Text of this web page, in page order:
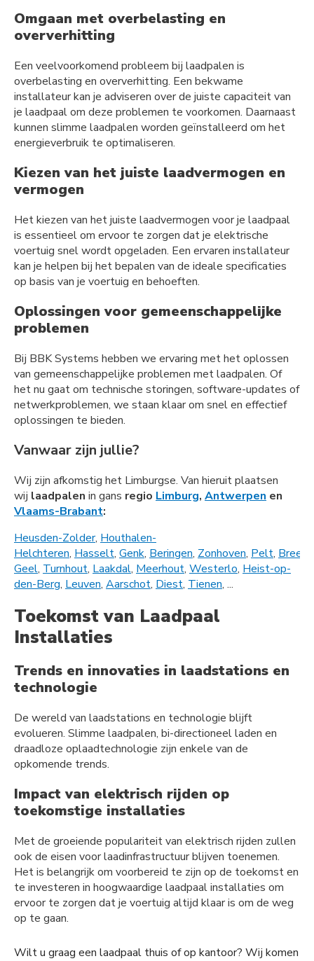
Omgaan met overbelasting en
oververhitting
Een veelvoorkomend probleem bij laadpalen is
overbelasting en oververhitting. Een bekwame
installateur kan je adviseren over de juiste capaciteit van
je laadpaal om deze problemen te voorkomen. Daarnaast
kunnen slimme laadpalen worden geïnstalleerd om het
energieverbruik te optimaliseren.
Kiezen van het juiste laadvermogen en
vermogen
Het kiezen van het juiste laadvermogen voor je laadpaal
is essentieel om ervoor te zorgen dat je elektrische
voertuig snel wordt opgeladen. Een ervaren installateur
kan je helpen bij het bepalen van de ideale specificaties
op basis van je voertuig en behoeften.
Oplossingen voor gemeenschappelijke
problemen
Bij BBK Systems hebben we ervaring met het oplossen
van gemeenschappelijke problemen met laadpalen. Of
het nu gaat om technische storingen, software-updates of
netwerkproblemen, we staan klaar om snel en effectief
oplossingen te bieden.
Vanwaar zijn jullie?
Wij zijn afkomstig het Limburgse. Van hieruit plaatsen
wij laadpalen in gans regio Limburg, Antwerpen en
Vlaams-Brabant:
Heusden-Zolder, Houthalen-
Helchteren, Hasselt, Genk, Beringen, Zonhoven, Pelt, Bree
Geel, Turnhout, Laakdal, Meerhout, Westerlo, Heist-op-
den-Berg, Leuven, Aarschot, Diest, Tienen, ...
Toekomst van Laadpaal
Installaties
Trends en innovaties in laadstations en
technologie
De wereld van laadstations en technologie blijft
evolueren. Slimme laadpalen, bi-directioneel laden en
draadloze oplaadtechnologie zijn enkele van de
opkomende trends.
Impact van elektrisch rijden op
toekomstige installaties
Met de groeiende populariteit van elektrisch rijden zullen
ook de eisen voor laadinfrastructuur blijven toenemen.
Het is belangrijk om voorbereid te zijn op de toekomst en
te investeren in hoogwaardige laadpaal installaties om
ervoor te zorgen dat je voertuig altijd klaar is om de weg
op te gaan.
Wilt u graag een laadpaal thuis of op kantoor? Wij komen